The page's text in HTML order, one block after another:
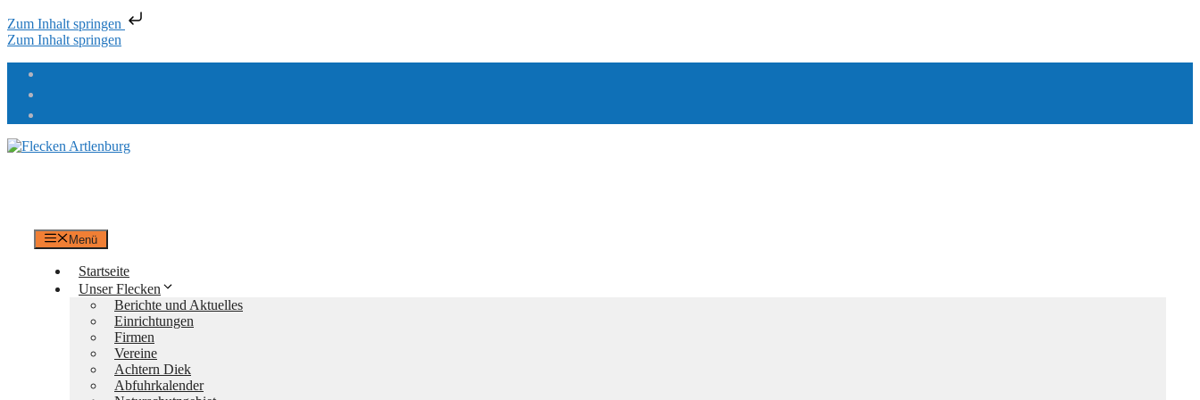
Zum Inhalt springen
Zum Inhalt springen
Menü
Startseite
Unser Flecken
Berichte und Aktuelles
Einrichtungen
Firmen
Vereine
Achtern Diek
Abfuhrkalender